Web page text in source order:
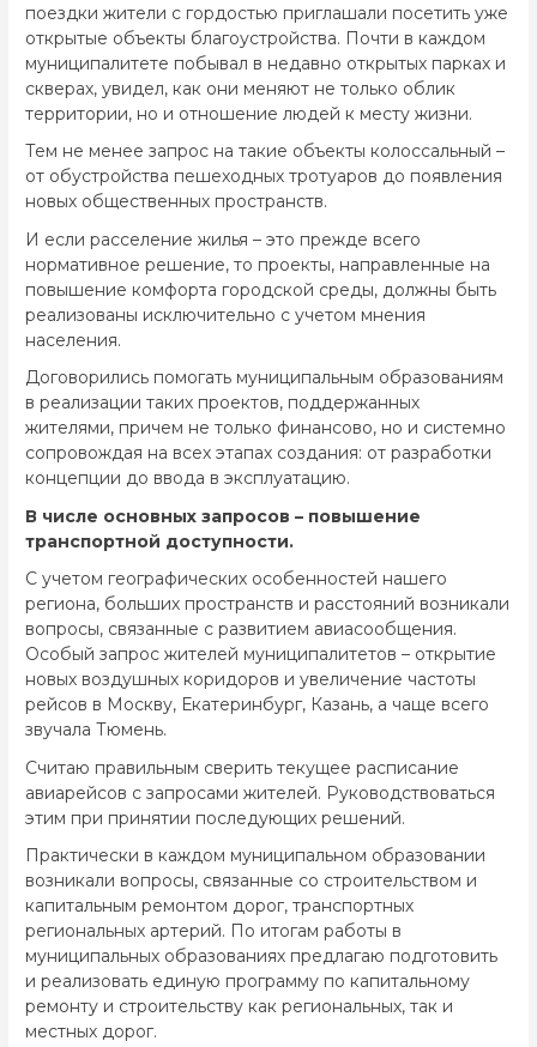
поездки жители с гордостью приглашали посетить уже
открытые объекты благоустройства. Почти в каждом
муниципалитете побывал в недавно открытых парках и
скверах, увидел, как они меняют не только облик
территории, но и отношение людей к месту жизни.
Тем не менее запрос на такие объекты колоссальный –
от обустройства пешеходных тротуаров до появления
новых общественных пространств.
И если расселение жилья – это прежде всего
нормативное решение, то проекты, направленные на
повышение комфорта городской среды, должны быть
реализованы исключительно с учетом мнения
населения.
Договорились помогать муниципальным образованиям
в реализации таких проектов, поддержанных
жителями, причем не только финансово, но и системно
сопровождая на всех этапах создания: от разработки
концепции до ввода в эксплуатацию.
В числе основных запросов – повышение
транспортной доступности.
С учетом географических особенностей нашего
региона, больших пространств и расстояний возникали
вопросы, связанные с развитием авиасообщения.
Особый запрос жителей муниципалитетов – открытие
новых воздушных коридоров и увеличение частоты
рейсов в Москву, Екатеринбург, Казань, а чаще всего
звучала Тюмень.
Считаю правильным сверить текущее расписание
авиарейсов с запросами жителей. Руководствоваться
этим при принятии последующих решений.
Практически в каждом муниципальном образовании
возникали вопросы, связанные со строительством и
капитальным ремонтом дорог, транспортных
региональных артерий. По итогам работы в
муниципальных образованиях предлагаю подготовить
и реализовать единую программу по капитальному
ремонту и строительству как региональных, так и
местных дорог.